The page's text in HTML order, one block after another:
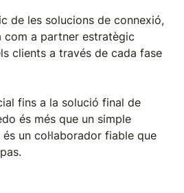
de les solucions de connexió,
com a partner estratègic
clients a través de cada fase
fins a la solució final de
és més que un simple
un col·laborador fiable que